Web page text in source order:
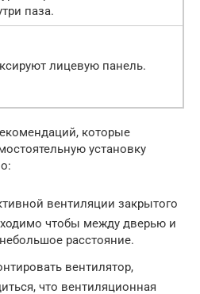
паза.
лицевую панель.
которые
установку
вентиляции закрытого
чтобы между дверью и
расстояние.
вентилятор,
что вентиляционная